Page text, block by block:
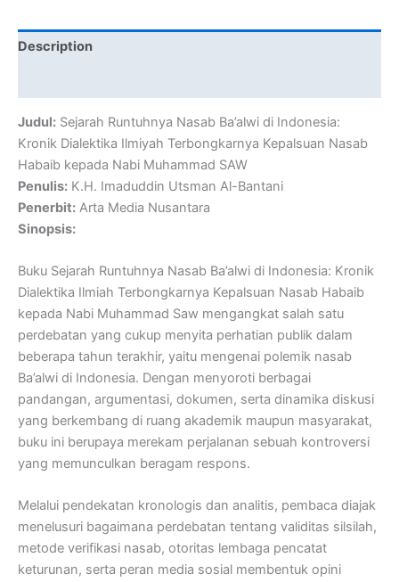
Description
Judul: Sejarah Runtuhnya Nasab Ba’alwi di Indonesia:
Kronik Dialektika Ilmiyah Terbongkarnya Kepalsuan Nasab
Habaib kepada Nabi Muhammad SAW
Penulis: K.H. Imaduddin Utsman Al-Bantani
Penerbit: Arta Media Nusantara
Sinopsis:
Buku Sejarah Runtuhnya Nasab Ba’alwi di Indonesia: Kronik
Dialektika Ilmiah Terbongkarnya Kepalsuan Nasab Habaib
kepada Nabi Muhammad Saw mengangkat salah satu
perdebatan yang cukup menyita perhatian publik dalam
beberapa tahun terakhir, yaitu mengenai polemik nasab
Ba’alwi di Indonesia. Dengan menyoroti berbagai
pandangan, argumentasi, dokumen, serta dinamika diskusi
yang berkembang di ruang akademik maupun masyarakat,
buku ini berupaya merekam perjalanan sebuah kontroversi
yang memunculkan beragam respons.
Melalui pendekatan kronologis dan analitis, pembaca diajak
menelusuri bagaimana perdebatan tentang validitas silsilah,
metode verifikasi nasab, otoritas lembaga pencatat
keturunan, serta peran media sosial membentuk opini